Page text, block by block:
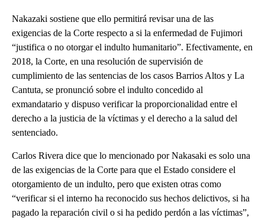
Nakazaki sostiene que ello permitirá revisar una de las
exigencias de la Corte respecto a si la enfermedad de Fujimori
“justifica o no otorgar el indulto humanitario”. Efectivamente, en
2018, la Corte, en una resolución de supervisión de
cumplimiento de las sentencias de los casos Barrios Altos y La
Cantuta, se pronunció sobre el indulto concedido al
exmandatario y dispuso verificar la proporcionalidad entre el
derecho a la justicia de la víctimas y el derecho a la salud del
sentenciado.
Carlos Rivera dice que lo mencionado por Nakasaki es solo una
de las exigencias de la Corte para que el Estado considere el
otorgamiento de un indulto, pero que existen otras como
“verificar si el interno ha reconocido sus hechos delictivos, si ha
pagado la reparación civil o si ha pedido perdón a las víctimas”,